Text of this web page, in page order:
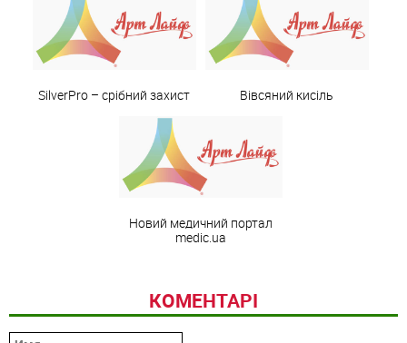
SilverРro – срібний захист Вівсяний кисіль
Новий медичний портал
medic.ua
КОМЕНТАРІ